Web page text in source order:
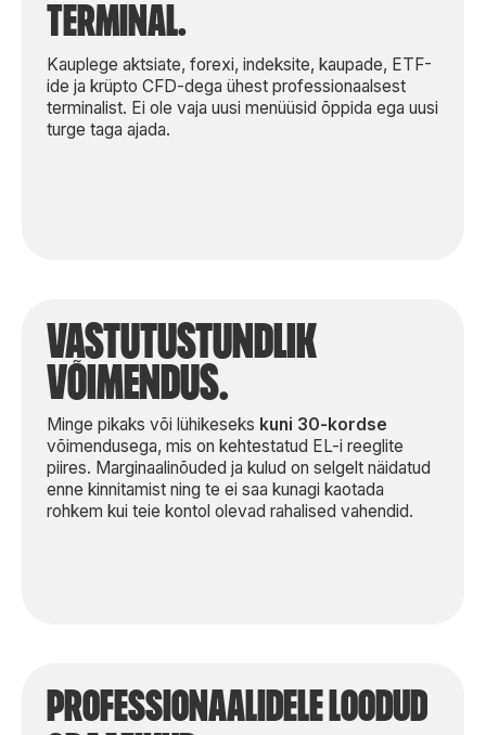
terminal.
Kauplege aktsiate, forexi, indeksite, kaupade, ETF-
ide ja krüpto CFD-dega ühest professionaalsest
terminalist. Ei ole vaja uusi menüüsid õppida ega uusi
turge taga ajada.
vastutustundlik
võIMendus.
Minge pikaks või lühikeseks kuni 30-kordse
võimendusega, mis on kehtestatud EL-i reeglite
piires. Marginaalinõuded ja kulud on selgelt näidatud
enne kinnitamist ning te ei saa kunagi kaotada
rohkem kui teie kontol olevad rahalised vahendid.
professionaalidele loodud